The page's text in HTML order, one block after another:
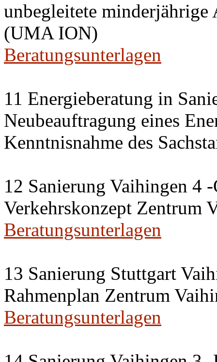
unbegleitete minderjährige
(UMA ION)
Beratungsunterlagen
11 Energieberatung in
Neubeauftragung eines
Kenntnisnahme des
12 Sanierung Vaihingen 4
Verkehrskonzept Zentrum
Beratungsunterlagen
13 Sanierung Stuttgart
Rahmenplan Zentrum
Beratungsunterlagen